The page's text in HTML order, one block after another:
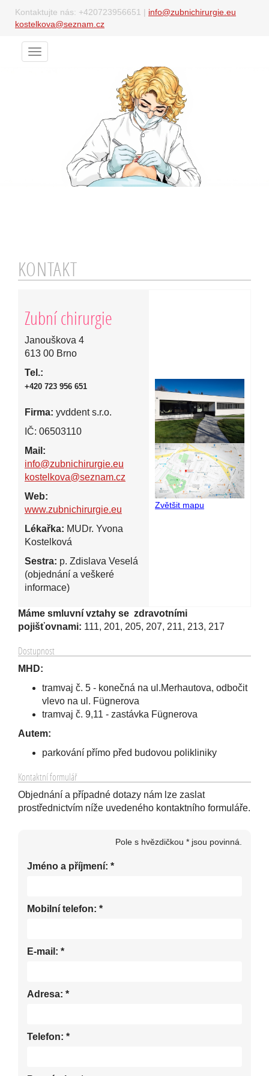
Kontaktujte nás: +420723956651 | info@zubnichirurgie.eu
kostelkova@seznam.cz
Menu
KONTAKT
Zubní chirurgie
Janouškova 4
613 00 Brno
Tel.:
+420 723 956 651
Firma: yvddent s.r.o.
IČ: 06503110
Mail:
info@zubnichirurgie.eu
kostelkova@seznam.cz
Web:
www.zubnichirurgie.eu
Lékařka: MUDr. Yvona
Kostelková
Sestra: p. Zdislava Veselá
(objednání a veškeré
informace)
Zvětšit mapu
Máme smluvní vztahy se zdravotními
pojišťovnami: 111, 201, 205, 207, 211, 213, 217
Dostupnost
MHD:
tramvaj č. 5 - konečná na ul.Merhautova, odbočit
vlevo na ul. Fügnerova
tramvaj č. 9,11 - zastávka Fügnerova
Autem:
parkování přímo před budovou polikliniky
Kontaktní formulář
Objednání a případné dotazy nám lze zaslat
prostřednictvím níže uvedeného kontaktního formuláře.
Pole s hvězdičkou * jsou povinná.
*
Jméno a příjmení:
*
Mobilní telefon:
*
E-mail:
*
Adresa:
*
Telefon: